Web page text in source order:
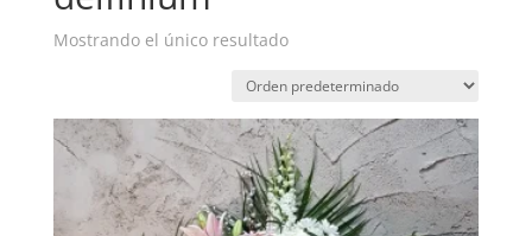
Mostrando el único resultado